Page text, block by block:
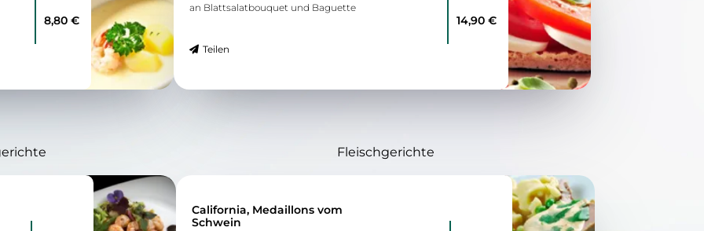
8,80 €
an Blattsalatbouquet und Baguette
Teilen
14,90 €
Fleischgerichte
California, Medaillons vom
Schwein